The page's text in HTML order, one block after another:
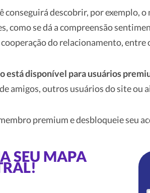
conseguirá descobrir, por exemplo,
como se dá a compreensão
cooperação do relacionamento,
está disponível para usuários
amigos, outros usuários do site ou
premium e desbloqueie seu
SEU MAPA